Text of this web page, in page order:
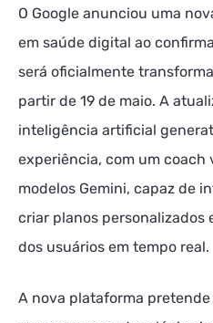
O Google anunciou uma
em saúde digital ao
será oficialmente
partir de 19 de maio. A
inteligência artificial
experiência, com um
modelos Gemini, capaz de
criar planos personalizados
dos usuários em tempo real.
A nova plataforma